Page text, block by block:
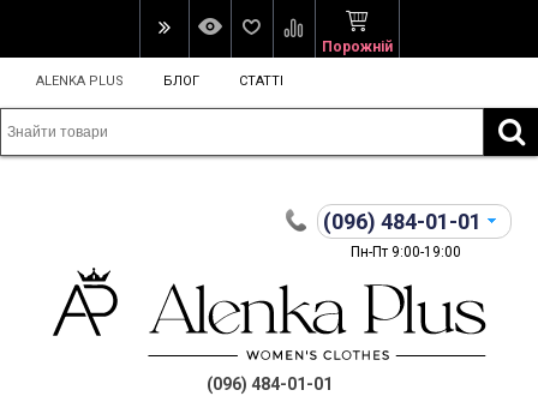
Порожній
ALENKA PLUS БЛОГ СТАТТІ
(096) 484-01-01
Пн-Пт 9:00-19:00
(096) 484-01-01